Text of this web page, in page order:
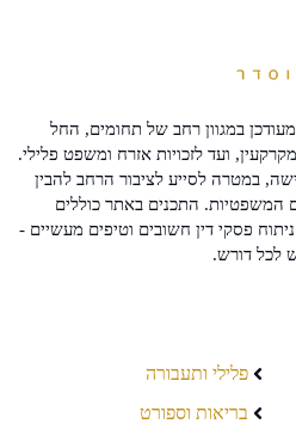
במגוון רחב של תחומים, החל
ועד לזכויות אזרח ומשפט פלילי.
במטרה לסייע לציבור הרחב להבין
המשפטיות. התכנים באתר כוללים
פסקי דין חשובים וטיפים מעשיים -
לכל דורש.
פלילי ותעבורה
בריאות וספורט